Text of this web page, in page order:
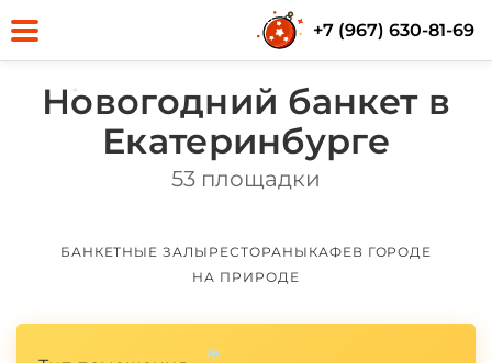
+7 (967) 630-81-69
Новогодний банкет в
Екатеринбурге
53 площадки
БАНКЕТНЫЕ ЗАЛЫ РЕСТОРАНЫ КАФЕВ ГОРОДЕ
НА ПРИРОДЕ